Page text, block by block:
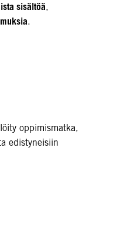
sisältöä,
.
oppimismatka,
edistyneisiin